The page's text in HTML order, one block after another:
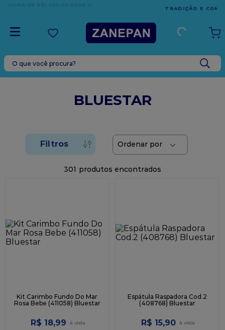
TRADIÇÃO E CONFIANÇA DESDE 2001
O que você procura?
BLUESTAR
301
Kit Carimbo Fundo Do Mar
Rosa Bebe (411058) Bluestar
R$ 18,99
Espátula Raspadora Cod.2
(408768) Bluestar
R$ 15,90
TERMOS MAIS BUSCADOS
leite condensado
top harald
bala
9º
caixa kraft
10º chocolate